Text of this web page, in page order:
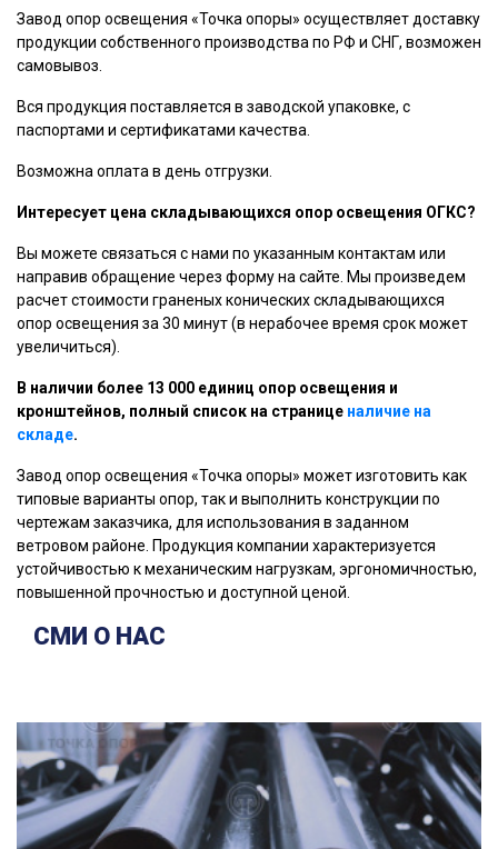
Завод опор освещения «Точка опоры» осуществляет доставку
продукции собственного производства по РФ и СНГ, возможен
самовывоз.
Вся продукция поставляется в заводской упаковке, с
паспортами и сертификатами качества.
Возможна оплата в день отгрузки.
Интересует цена складывающихся опор освещения ОГКС?
Вы можете связаться с нами по указанным контактам или
направив обращение через форму на сайте. Мы произведем
расчет стоимости граненых конических складывающихся
опор освещения за 30 минут (в нерабочее время срок может
увеличиться).
В наличии более 13 000 единиц опор освещения и
кронштейнов, полный список на странице наличие на
складе.
Завод опор освещения «Точка опоры» может изготовить как
типовые варианты опор, так и выполнить конструкции по
чертежам заказчика, для использования в заданном
ветровом районе. Продукция компании характеризуется
устойчивостью к механическим нагрузкам, эргономичностью,
повышенной прочностью и доступной ценой.
СМИ О НАС